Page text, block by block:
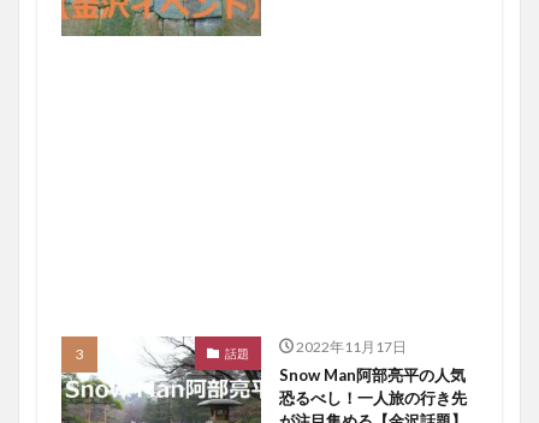
話題 2022年11月17日
Snow Man阿部亮平の人気
恐るべし！一人旅の行き先